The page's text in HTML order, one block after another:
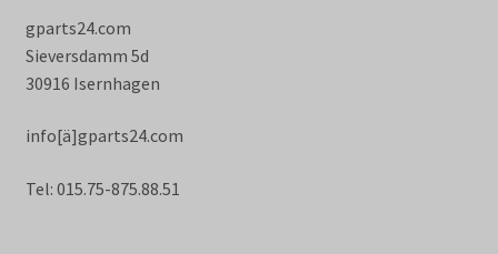
gparts24.com
Sieversdamm 5d
30916 Isernhagen
info[ä]gparts24.com
Tel: 015.75-875.88.51